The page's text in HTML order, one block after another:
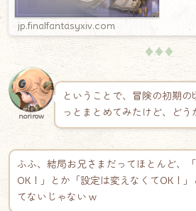
jp.finalfantasyxiv.com
♦♦♦
norirow
ということで、冒険の初期
っとまとめてみたけど、どう
ふふ、結局お兄さまだってほとんど、
OK！」とか「設定は変えなくてOK！」
てないじゃない w